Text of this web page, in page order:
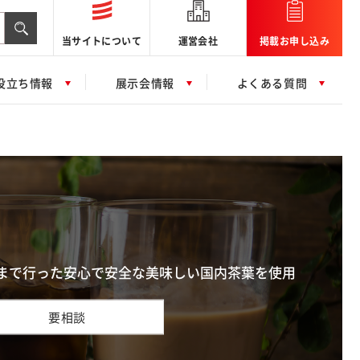
当サイトについて 運営会社 掲載お申し込み
立ち情報 展示会情報 よくある質問
行った安心で安全な美味しい国内茶葉を使用
要相談